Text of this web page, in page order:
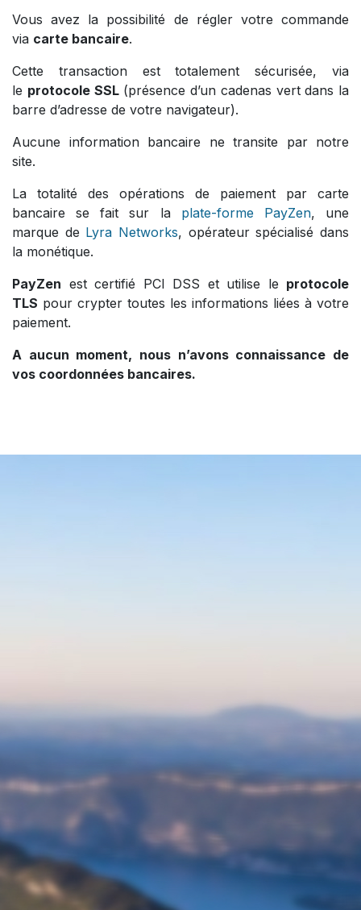
Vous avez la possibilité de régler votre commande
via carte bancaire.
Cette transaction est totalement sécurisée, via
le protocole SSL(présence d’un cadenas vert dans la
barre d’adresse de votre navigateur).
Aucune information bancaire ne transite par notre
site.
La totalité des opérations de paiement par carte
bancaire se fait sur la plate-forme PayZen, une
marque de Lyra Networks, opérateur spécialisé dans
la monétique.
PayZen est certifié PCI DSS et utilise le protocole
TLS pour crypter toutes les informations liées à votre
paiement.
A aucun moment, nous n’avons connaissance de
vos coordonnées bancaires.